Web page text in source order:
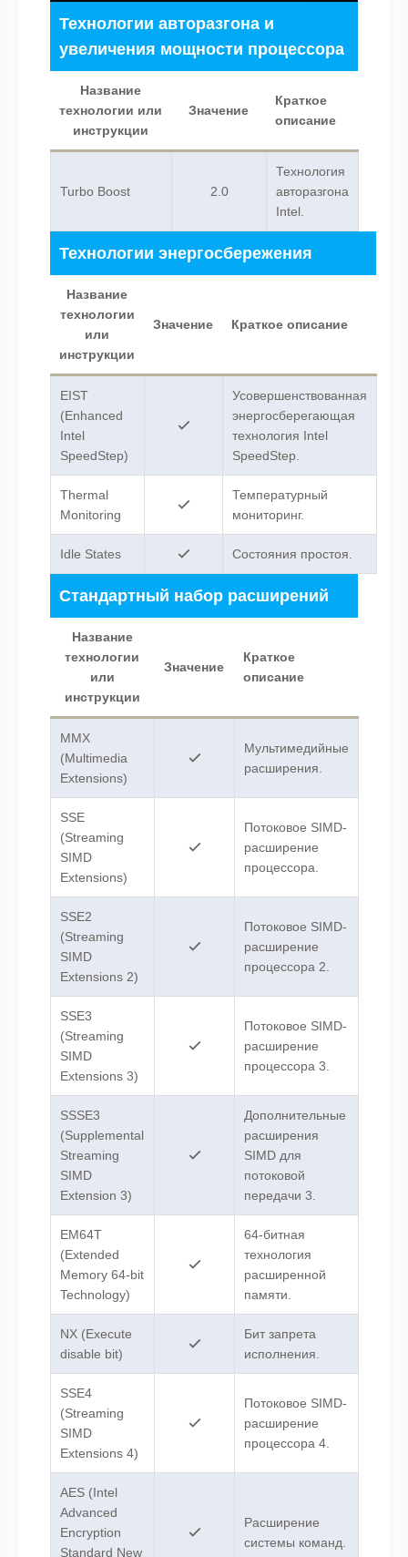
Технологии авторазгона и
увеличения мощности процессора
Название
технологии или
инструкции
Значение
Краткое
описание
Turbo Boost 2.0
Технология
авторазгона
Intel.
Технологии энергосбережения
Название
технологии
или
инструкции
Значение Краткое описание
EIST
(Enhanced
Intel
SpeedStep)
Усовершенствованная
энергосберегающая
технология Intel
SpeedStep.
Thermal
Monitoring
Температурный
мониторинг.
Idle States Состояния простоя.
Стандартный набор расширений
Название
технологии
или
инструкции
Значение
Краткое
описание
MMX
(Multimedia
Extensions)
Мультимедийные
расширения.
SSE
(Streaming
SIMD
Extensions)
Потоковое SIMD-
расширение
процессора.
SSE2
(Streaming
SIMD
Extensions 2)
Потоковое SIMD-
расширение
процессора 2.
SSE3
(Streaming
SIMD
Extensions 3)
Потоковое SIMD-
расширение
процессора 3.
SSSE3
(Supplemental
Streaming
SIMD
Extension 3)
Дополнительные
расширения
SIMD для
потоковой
передачи 3.
EM64T
(Extended
Memory 64-bit
Technology)
64-битная
технология
расширенной
памяти.
NX (Execute
disable bit)
Бит запрета
исполнения.
SSE4
(Streaming
SIMD
Extensions 4)
Потоковое SIMD-
расширение
процессора 4.
AES (Intel
Advanced
Encryption
Standard New
Расширение
системы команд.